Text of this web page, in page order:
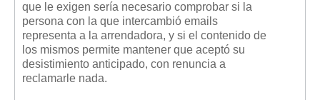
que le exigen sería necesario comprobar si la
persona con la que intercambió emails
representa a la arrendadora, y si el contenido de
los mismos permite mantener que aceptó su
desistimiento anticipado, con renuncia a
reclamarle nada.